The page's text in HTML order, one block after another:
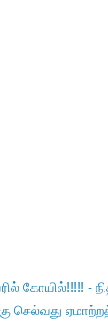
கோயில்!!!!! -
செல்வது